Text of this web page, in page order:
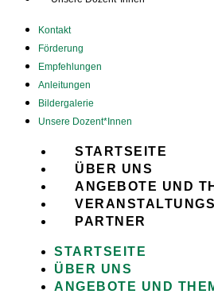
Kontakt
Förderung
Empfehlungen
Anleitungen
Bildergalerie
Unsere Dozent*Innen
STARTSEITE
ÜBER UNS
ANGEBOTE UND
PARTNER
STARTSEITE
ÜBER UNS
ANGEBOTE UND